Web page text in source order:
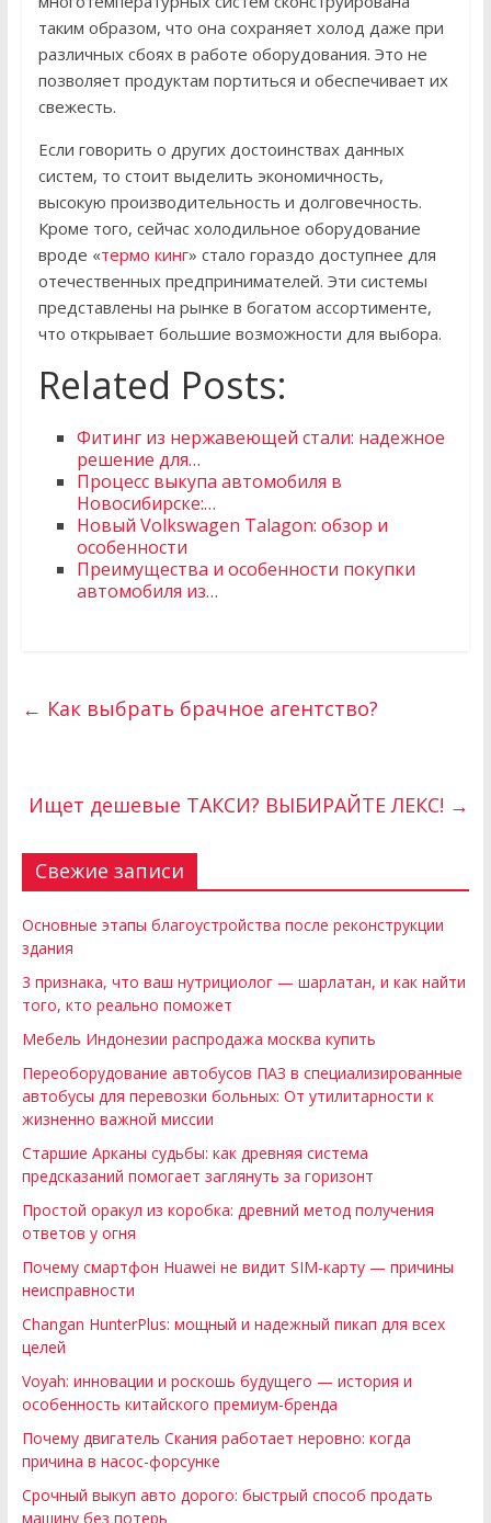
таким образом, что она сохраняет холод даже при
различных сбоях в работе оборудования. Это не
позволяет продуктам портиться и обеспечивает их
свежесть.
Если говорить о других достоинствах данных
систем, то стоит выделить экономичность,
высокую производительность и долговечность.
Кроме того, сейчас холодильное оборудование
вроде «термо кинг» стало гораздо доступнее для
отечественных предпринимателей. Эти системы
представлены на рынке в богатом ассортименте,
что открывает большие возможности для выбора.
Related Posts:
Фитинг из нержавеющей стали: надежное
решение для…
Процесс выкупа автомобиля в
Новосибирске:…
Новый Volkswagen Talagon: обзор и
особенности
Преимущества и особенности покупки
автомобиля из…
← Как выбрать брачное агентство?
Ищет дешевые ТАКСИ? ВЫБИРАЙТЕ ЛЕКС! →
Свежие записи
Основные этапы благоустройства после реконструкции
здания
3 признака, что ваш нутрициолог — шарлатан, и как найти
того, кто реально поможет
Мебель Индонезии распродажа москва купить
Переоборудование автобусов ПАЗ в специализированные
автобусы для перевозки больных: От утилитарности к
жизненно важной миссии
Старшие Арканы судьбы: как древняя система
предсказаний помогает заглянуть за горизонт
Простой оракул из коробка: древний метод получения
ответов у огня
Почему смартфон Huawei не видит SIM-карту — причины
неисправности
Changan HunterPlus: мощный и надежный пикап для всех
целей
Voyah: инновации и роскошь будущего — история и
особенность китайского премиум-бренда
Почему двигатель Скания работает неровно: когда
причина в насос-форсунке
Срочный выкуп авто дорого: быстрый способ продать
машину без потерь